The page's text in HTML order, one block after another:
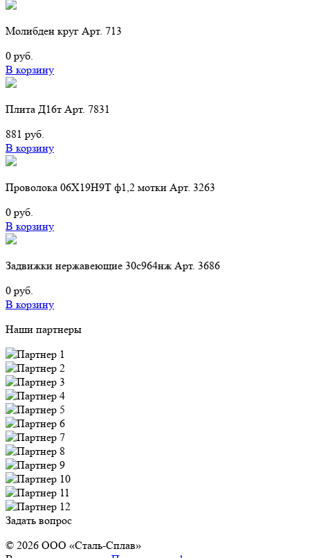
Молибден круг Арт. 713
0 руб.
В корзину
Плита Д16т Арт. 7831
881 руб.
В корзину
Проволока 06Х19Н9Т ф1,2 мотки Арт. 3263
0 руб.
В корзину
Задвижки нержавеющие 30с964нж Арт. 3686
0 руб.
В корзину
Наши партнеры
Задать вопрос
© 2026 OOO «Сталь-Сплав»